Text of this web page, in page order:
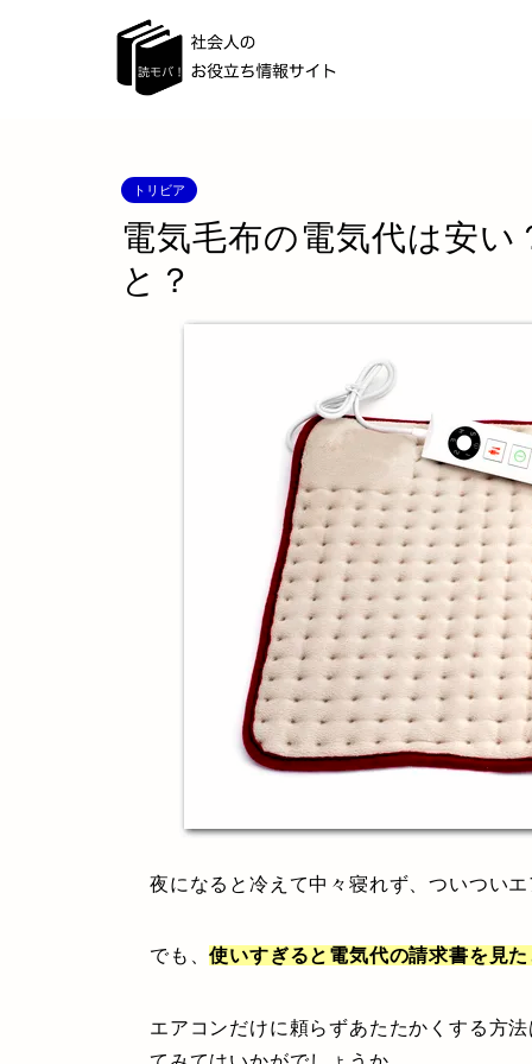
トリビア
電気毛布の電気代は安
と？
夜になると冷えて中々寝れず、ついつい
でも、使いすぎると電気代の請求書を見
エアコンだけに頼らずあたたかくする方